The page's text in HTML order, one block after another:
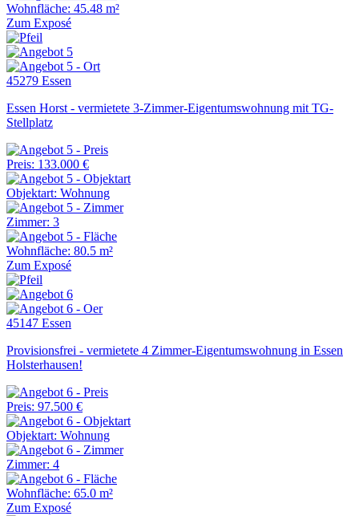
Wohnfläche: 45.48 m²
Zum Exposé
45279 Essen
Essen Horst - vermietete 3-Zimmer-Eigentumswohnung mit TG-
Stellplatz
Preis: 133.000 €
Objektart: Wohnung
Zimmer: 3
Wohnfläche: 80.5 m²
Zum Exposé
45147 Essen
Provisionsfrei - vermietete 4 Zimmer-Eigentumswohnung in Essen
Holsterhausen!
Preis: 97.500 €
Objektart: Wohnung
Zimmer: 4
Wohnfläche: 65.0 m²
Zum Exposé